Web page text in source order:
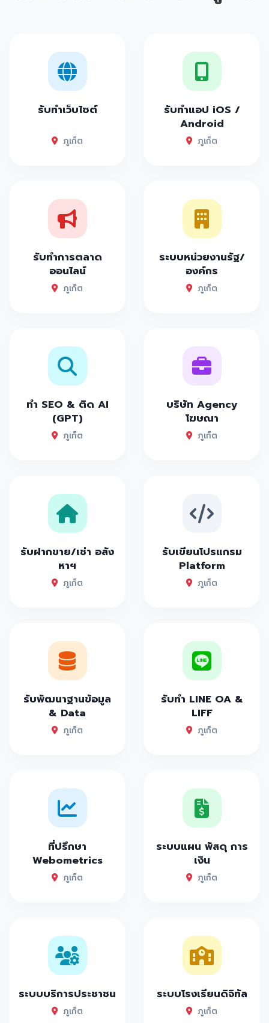
รับทำเว็บไซต์
ภูเก็ต
รับทำแอป iOS /
Android
ภูเก็ต
รับทำการตลาด
ออนไลน์
ภูเก็ต
ระบบหน่วยงานรัฐ/
องค์กร
ภูเก็ต
ทำ SEO & ติด AI
(GPT)
ภูเก็ต
บริษัท Agency
โฆษณา
ภูเก็ต
รับฝากขาย/เช่า อสัง
หาฯ
ภูเก็ต
รับเขียนโปรแกรม
Platform
ภูเก็ต
รับพัฒนาฐานข้อมูล
& Data
ภูเก็ต
รับทำ LINE OA &
LIFF
ภูเก็ต
ที่ปรึกษา
Webometrics
ภูเก็ต
ระบบแผน พัสดุ การ
เงิน
ภูเก็ต
ระบบบริการประชาชน
ภูเก็ต
ระบบโรงเรียนดิจิทัล
ภูเก็ต